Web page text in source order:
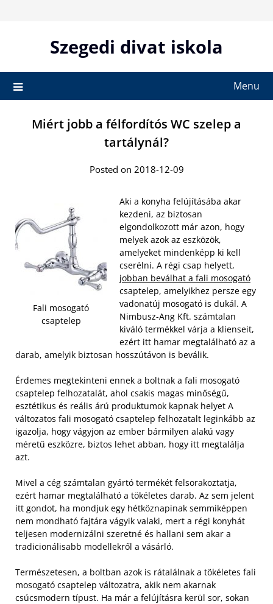
Szegedi divat iskola
Menu
Miért jobb a félfordítós WC szelep a
tartálynál?
Posted on 2018-12-09
Fali mosogató
csaptelep
Aki a konyha felújításába akar
kezdeni, az biztosan
elgondolkozott már azon, hogy
melyek azok az eszközök,
amelyeket mindenképp ki kell
cserélni. A régi csap helyett,
jobban beválhat a fali mosogató
csaptelep, amelyikhez persze egy
vadonatúj mosogató is dukál. A
Nimbusz-Ang Kft. számtalan
kiváló termékkel várja a klienseit,
ezért itt hamar megtalálható az a
darab, amelyik biztosan hosszútávon is beválik.
Érdemes megtekinteni ennek a boltnak a fali mosogató
csaptelep felhozatalát, ahol csakis magas minőségű,
esztétikus és reális árú produktumok kapnak helyet A
változatos fali mosogató csaptelep felhozatalt leginkább az
igazolja, hogy vágyjon az ember bármilyen alakú vagy
méretű eszközre, biztos lehet abban, hogy itt megtalálja
azt.
Mivel a cég számtalan gyártó termékét felsorakoztatja,
ezért hamar megtalálható a tökéletes darab. Az sem jelent
itt gondot, ha mondjuk egy hétköznapinak semmiképpen
nem mondható fajtára vágyik valaki, mert a régi konyhát
teljesen modernizálni szeretné és hallani sem akar a
tradicionálisabb modellekről a vásárló.
Természetesen, a boltban azok is rátalálnak a tökéletes fali
mosogató csaptelep változatra, akik nem akarnak
csúcsmodern típust. Ha már a felújításra kerül sor, sokan